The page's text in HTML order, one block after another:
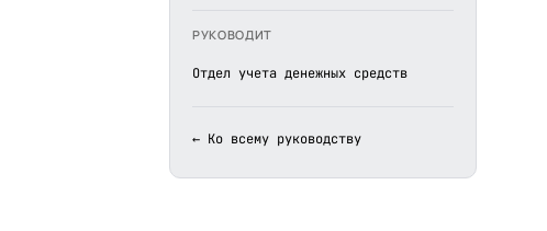
РУКОВОДИТ
Отдел учета денежных средств
← Ко всему руководству